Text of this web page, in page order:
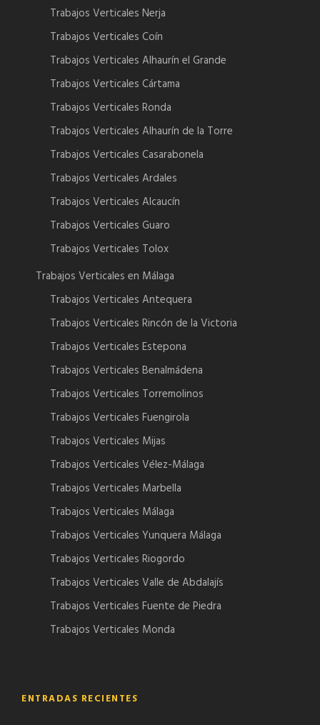
Trabajos Verticales Nerja
Trabajos Verticales Coín
Trabajos Verticales Alhaurín el Grande
Trabajos Verticales Cártama
Trabajos Verticales Ronda
Trabajos Verticales Alhaurín de la Torre
Trabajos Verticales Casarabonela
Trabajos Verticales Ardales
Trabajos Verticales Alcaucín
Trabajos Verticales Guaro
Trabajos Verticales Tolox
Trabajos Verticales en Málaga
Trabajos Verticales Antequera
Trabajos Verticales Rincón de la Victoria
Trabajos Verticales Estepona
Trabajos Verticales Benalmádena
Trabajos Verticales Torremolinos
Trabajos Verticales Fuengirola
Trabajos Verticales Mijas
Trabajos Verticales Vélez-Málaga
Trabajos Verticales Marbella
Trabajos Verticales Málaga
Trabajos Verticales Yunquera Málaga
Trabajos Verticales Riogordo
Trabajos Verticales Valle de Abdalajís
Trabajos Verticales Fuente de Piedra
Trabajos Verticales Monda
ENTRADAS RECIENTES